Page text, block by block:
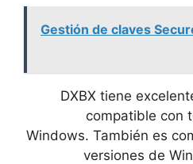
Gestión de claves
DXBX tiene
compatible
Windows. También
versiones de